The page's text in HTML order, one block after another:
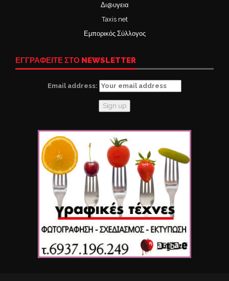
Δι@υγεια
Taxis net
Εμπορικός Σύλλογος
ΕΓΓΡΑΦΕΙΤΕ ΣΤΟ NEWSLETTER
Email address: